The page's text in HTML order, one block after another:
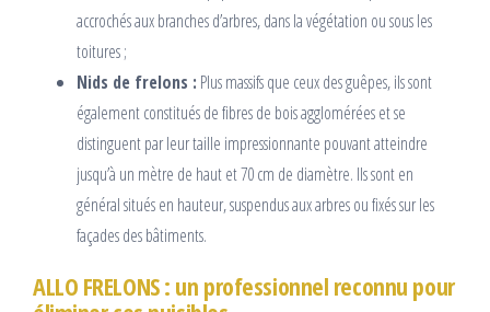
accrochés aux branches d’arbres, dans la végétation ou sous les
toitures ;
Nids de frelons : Plus massifs que ceux des guêpes, ils sont
également constitués de fibres de bois agglomérées et se
distinguent par leur taille impressionnante pouvant atteindre
jusqu’à un mètre de haut et 70 cm de diamètre. Ils sont en
général situés en hauteur, suspendus aux arbres ou fixés sur les
façades des bâtiments.
ALLO FRELONS : un professionnel reconnu pour